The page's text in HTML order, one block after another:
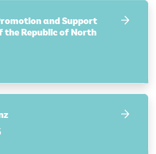
and Support
the Republic of North